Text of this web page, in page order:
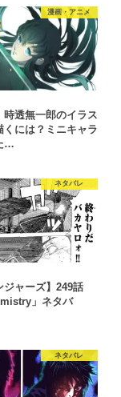
漫画・アニメ
時透無一郎のイラス
くには？ミニキャラ
…
ネタバレ
ジャーズ】249話
」ネタバ
ネタバレ